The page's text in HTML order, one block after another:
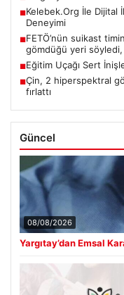
■Kelebek.Org İle Dijital
Deneyimi
■FETÖ’nün suikast
gömdüğü yeri
■Eğitim Uçağı Sert
■Çin, 2 hiperspektral
fırlattı
Güncel
08/08/2026
Yargıtay’dan Emsal